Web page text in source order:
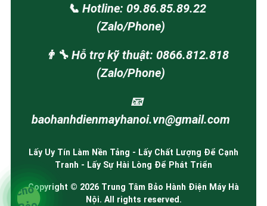
📞 Hotline: 09.86.85.89.22
(Zalo/Phone)
👨‍🔧 Hỗ trợ kỹ thuật: 0866.812.818
(Zalo/Phone)
📧
baohanhdienmayhanoi.vn@gmail.com
Lấy Uy Tín Làm Nền Tảng - Lấy Chất Lượng Để Cạnh
Tranh - Lấy Sự Hài Lòng Để Phát Triển
Copyright © 2026 Trung Tâm Bảo Hành Điện Máy Hà
Nội. All rights reserved.